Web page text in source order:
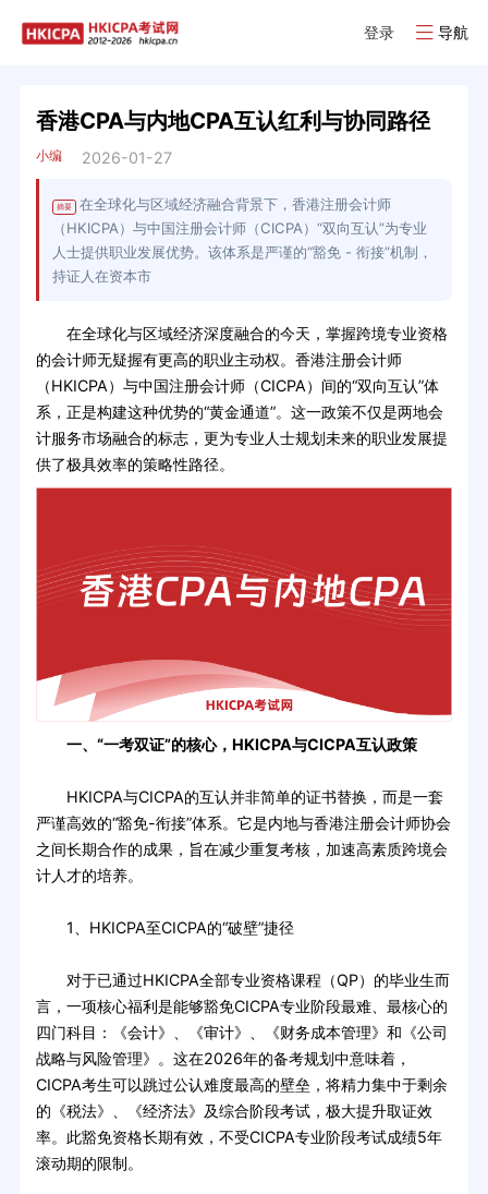
登录 导航
香港CPA与内地CPA互认红利与协同路径
小编 2026-01-27
摘要
在全球化与区域经济融合背景下，香港注册会计师
（HKICPA）与中国注册会计师（CICPA）“双向互认”为专业
人士提供职业发展优势。该体系是严谨的“豁免 - 衔接”机制，
持证人在资本市
在全球化与区域经济深度融合的今天，掌握跨境专业资格
的会计师无疑握有更高的职业主动权。香港注册会计师
（HKICPA）与中国注册会计师（CICPA）间的“双向互认”体
系，正是构建这种优势的“黄金通道”。这一政策不仅是两地会
计服务市场融合的标志，更为专业人士规划未来的职业发展提
供了极具效率的策略性路径。
一、“一考双证”的核心，HKICPA与CICPA互认政策
HKICPA与CICPA的互认并非简单的证书替换，而是一套
严谨高效的“豁免-衔接”体系。它是内地与香港注册会计师协会
之间长期合作的成果，旨在减少重复考核，加速高素质跨境会
计人才的培养。
1、HKICPA至CICPA的“破壁”捷径
对于已通过HKICPA全部专业资格课程（QP）的毕业生而
言，一项核心福利是能够豁免CICPA专业阶段最难、最核心的
四门科目：《会计》、《审计》、《财务成本管理》和《公司
战略与风险管理》。这在2026年的备考规划中意味着，
CICPA考生可以跳过公认难度最高的壁垒，将精力集中于剩余
的《税法》、《经济法》及综合阶段考试，极大提升取证效
率。此豁免资格长期有效，不受CICPA专业阶段考试成绩5年
滚动期的限制。